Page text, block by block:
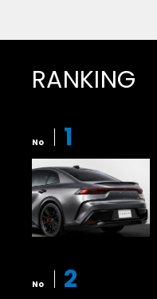
RANKING
No 1
No 2